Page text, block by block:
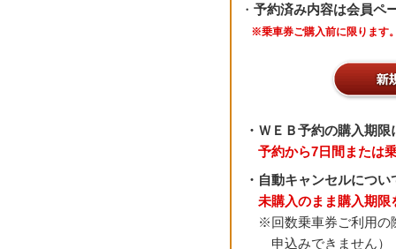
・ 予約済み内容は会員ペ
※乗車券ご購入前に限ります
・ＷＥＢ予約の購入期限
予約から7日間または
・自動キャンセルについ
未購入のまま購入期
※回数乗車券ご利用の
申込みできません）